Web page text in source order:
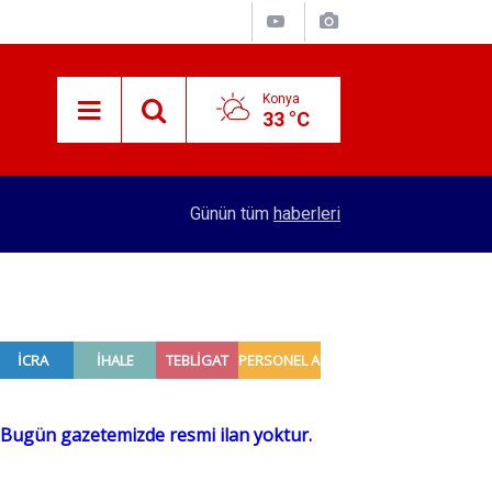
Konya
33 °C
Konya'dan 4 şehre hızlı tren hattı yapılacak!
Günün tüm haberleri